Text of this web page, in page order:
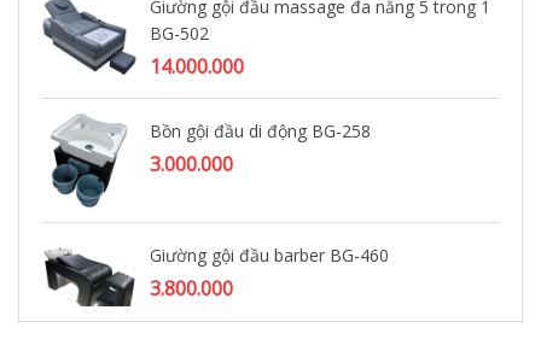
Giường gội đầu massage đa năng 5 trong 1
BG-502
14.000.000
Bồn gội đầu di động BG-258
3.000.000
Giường gội đầu barber BG-460
3.800.000